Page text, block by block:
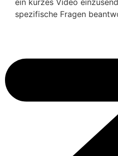
spezifische Fragen